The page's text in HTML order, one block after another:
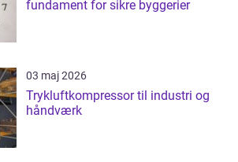
fundament for sikre byggerier
03 maj 2026
Trykluftkompressor til industri og
håndværk